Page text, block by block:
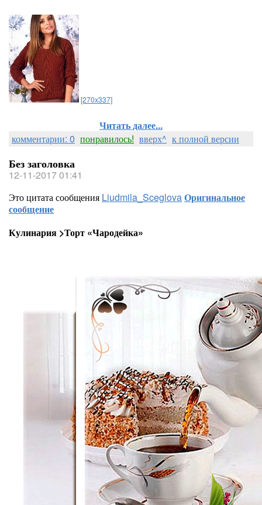
[270x337]
Читать далее...
комментарии: 0 понравилось! вверх^ к полной версии
Без заголовка
12-11-2017 01:41
Это цитата сообщения Liudmila_SceglovaОригинальное
сообщение
Кулинария >Торт «Чародейка»